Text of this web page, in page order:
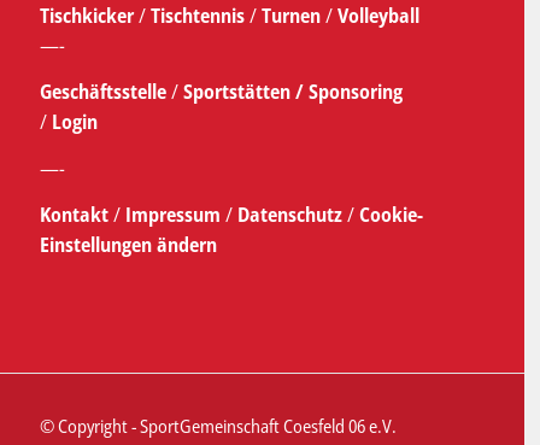
Tischkicker/Tischtennis/Turnen/Volleyball
—-
Geschäftsstelle/Sportstätten /Sponsoring
/ Login
—-
Kontakt/ Impressum / Datenschutz/Cookie-
Einstellungen ändern
© Copyright - SportGemeinschaft Coesfeld 06 e.V.